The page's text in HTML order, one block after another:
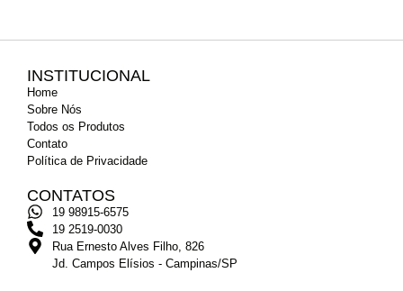
INSTITUCIONAL
Home
Sobre Nós
Todos os Produtos
Contato
Política de Privacidade
CONTATOS
19 98915-6575
19 2519-0030
Rua Ernesto Alves Filho, 826
Jd. Campos Elísios - Campinas/SP